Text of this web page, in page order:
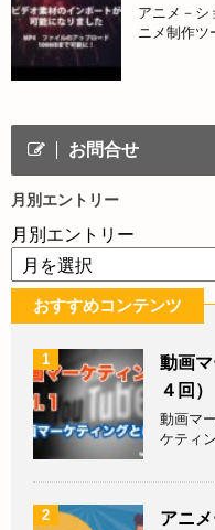
アニメ－シ
ニメ制作ツ
お問合せ
月別エントリー
月別エントリー
おすすめコンテンツ
1
動画
４回）
動画マ
ケティ
2
アニ